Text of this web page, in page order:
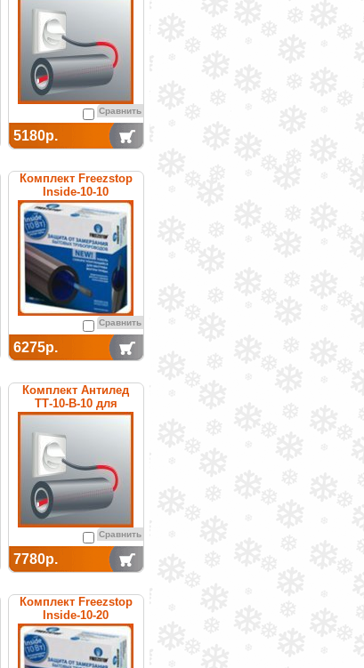
Сравнить
5180р.
Комплект Freezstop
Inside-10-10
Сравнить
6275р.
Комплект Антилед
ТТ-10-В-10 для
обогрева труб
Сравнить
7780р.
Комплект Freezstop
Inside-10-20